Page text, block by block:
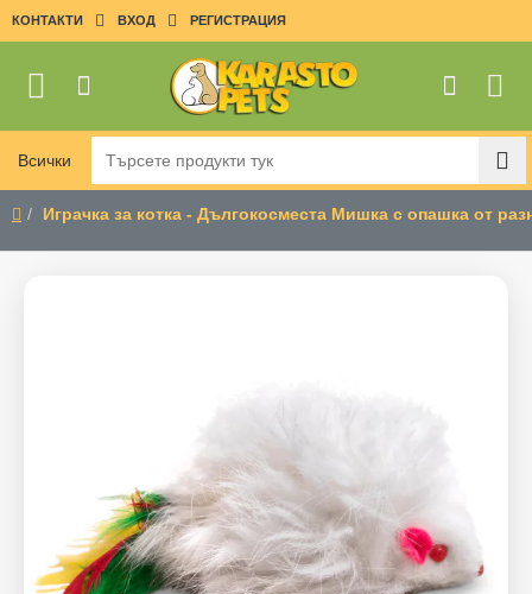
КОНТАКТИ ВХОД РЕГИСТРАЦИЯ
Всички
Търсете
продукти
тук
Играчка за котка - Дългокосместа Мишка с опашка от